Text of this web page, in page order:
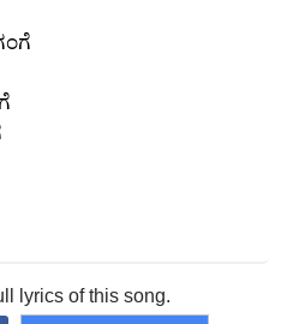
lyrics of this song.